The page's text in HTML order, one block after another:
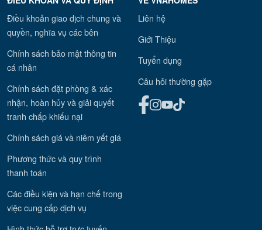
Điều khoản giao dịch chung và
quyền, nghĩa vụ các bên
Chính sách bảo mật thông tin
cá nhân
Chính sách đặt phòng & xác
nhận, hoàn hủy và giải quyết
tranh chấp khiếu nại
Chính sách giá và niêm yết giá
Phương thức và quy trình
thanh toán
Các điều kiện và hạn chế trong
việc cung cấp dịch vụ
Liên hệ
Giới Thiệu
Tuyển dụng
Câu hỏi thường gặp